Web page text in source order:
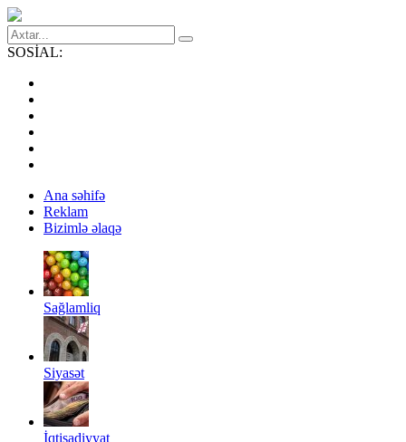
SOSİAL:
Ana səhifə
Reklam
Bizimlə əlaqə
Sağlamliq
Siyasət
İqtisadiyyat